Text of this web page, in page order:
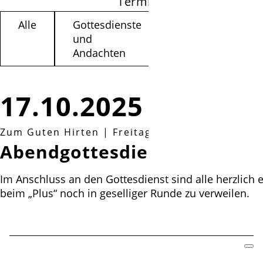
17.10.2025
Alle
Gottesdienste
und
Andachten
Zum Guten Hirten | Freitag, 17.10.2025, 18:30
AbendgottesdienstPlus
Im Anschluss an den Gottesdienst sind alle herzlich
beim „Plus“ noch in geselliger Runde zu verweilen.